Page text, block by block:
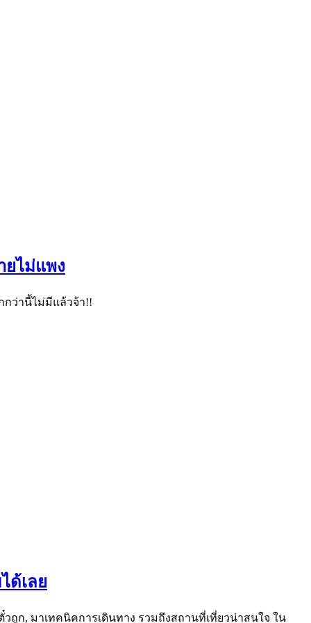
ยไม่แพง
กว่านี้ไม่มีแล้วจ้า!!
ด้เลย
วถูก, มาเทคนิคการเดินทาง รวมถึงสถานที่เที่ยวน่าสนใจ ใน